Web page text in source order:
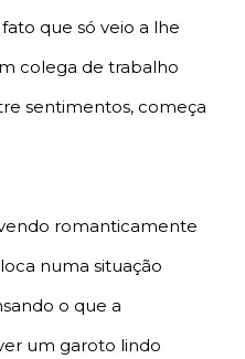
que só veio a lhe
colega de trabalho
sentimentos, começa
romanticamente
numa situação
o que a
um garoto lindo